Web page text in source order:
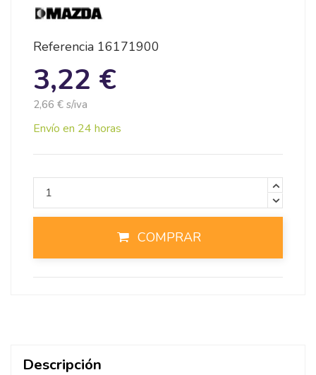
Referencia 16171900
3,22 €
2,66 € s/iva
Envío en 24 horas
COMPRAR
Descripción